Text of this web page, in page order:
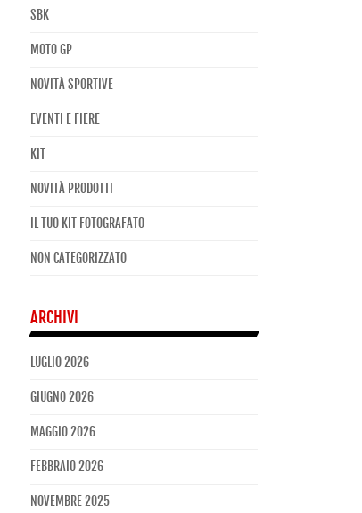
SBK
MOTO GP
NOVITÀ SPORTIVE
EVENTI E FIERE
KIT
NOVITÀ PRODOTTI
IL TUO KIT FOTOGRAFATO
NON CATEGORIZZATO
ARCHIVI
LUGLIO 2026
GIUGNO 2026
MAGGIO 2026
FEBBRAIO 2026
NOVEMBRE 2025